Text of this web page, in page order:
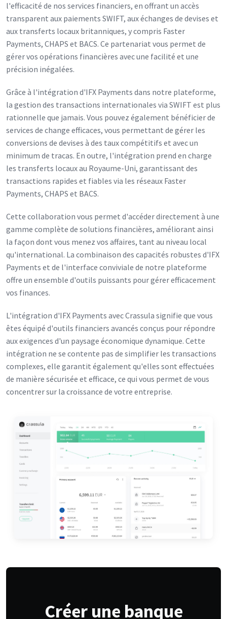
l'efficacité de nos services financiers, en offrant un accès
transparent aux paiements SWIFT, aux échanges de devises et
aux transferts locaux britanniques, y compris Faster
Payments, CHAPS et BACS. Ce partenariat vous permet de
gérer vos opérations financières avec une facilité et une
précision inégalées.
Grâce à l'intégration d'IFX Payments dans notre plateforme,
la gestion des transactions internationales via SWIFT est plus
rationnelle que jamais. Vous pouvez également bénéficier de
services de change efficaces, vous permettant de gérer les
conversions de devises à des taux compétitifs et avec un
minimum de tracas. En outre, l'intégration prend en charge
les transferts locaux au Royaume-Uni, garantissant des
transactions rapides et fiables via les réseaux Faster
Payments, CHAPS et BACS.
Cette collaboration vous permet d'accéder directement à une
gamme complète de solutions financières, améliorant ainsi
la façon dont vous menez vos affaires, tant au niveau local
qu'international. La combinaison des capacités robustes d'IFX
Payments et de l'interface conviviale de notre plateforme
offre un ensemble d'outils puissants pour gérer efficacement
vos finances.
L'intégration d'IFX Payments avec Crassula signifie que vous
êtes équipé d'outils financiers avancés conçus pour répondre
aux exigences d'un paysage économique dynamique. Cette
intégration ne se contente pas de simplifier les transactions
complexes, elle garantit également qu'elles sont effectuées
de manière sécurisée et efficace, ce qui vous permet de vous
concentrer sur la croissance de votre entreprise.
Créer une banque